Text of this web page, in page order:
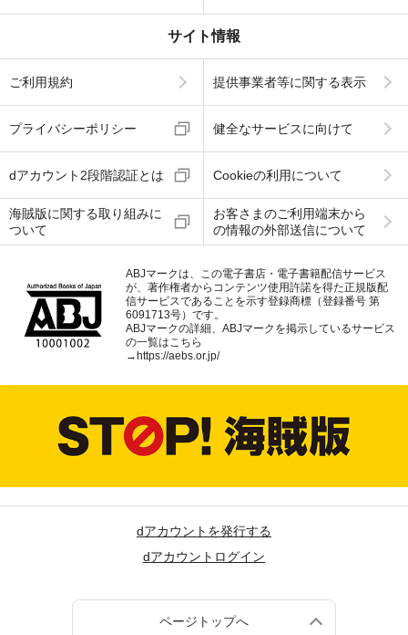
サイト情報
ご利用規約 提供事業者等に関する表示
プライバシーポリシー 健全なサービスに向けて
dアカウント2段階認証とは Cookieの利用について
海賊版に関する取り組みに
ついて
お客さまのご利用端末から
の情報の外部送信について
ABJマークは、この電子書店・電子書籍配信サービス
が、著作権者からコンテンツ使用許諾を得た正規版配
信サービスであることを示す登録商標（登録番号 第
6091713号）です。
ABJマークの詳細、ABJマークを掲示しているサービス
の一覧はこちら
→ https://aebs.or.jp/
dアカウントを発行する
dアカウントログイン
ページトップへ